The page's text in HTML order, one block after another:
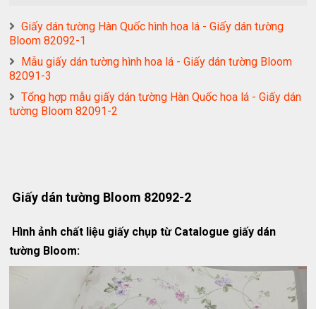
Giấy dán tường Hàn Quốc hình hoa lá - Giấy dán tường
Bloom 82092-1
Mẫu giấy dán tường hình hoa lá - Giấy dán tường Bloom
82091-3
Tổng hợp mẫu giấy dán tường Hàn Quốc hoa lá - Giấy dán
tường Bloom 82091-2
Giấy dán tường Bloom 82092-2
Hình ảnh chất liệu giấy chụp từ Catalogue giấy dán
tường Bloom: